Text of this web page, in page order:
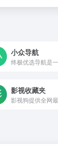
小众导航
影视收藏夹